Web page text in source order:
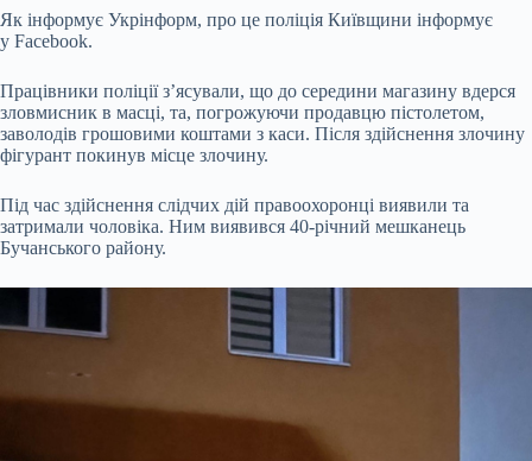
Як інформує Укрінформ, про це поліція Київщини інформує
у Facebook.
Працівники поліції з’ясували, що до середини магазину вдерся
зловмисник в масці, та, погрожуючи продавцю пістолетом,
заволодів грошовими коштами з каси. Після здійснення злочину
фігурант покинув місце злочину.
Під час здійснення слідчих дій правоохоронці виявили та
затримали чоловіка. Ним виявився 40-річний мешканець
Бучанського району.